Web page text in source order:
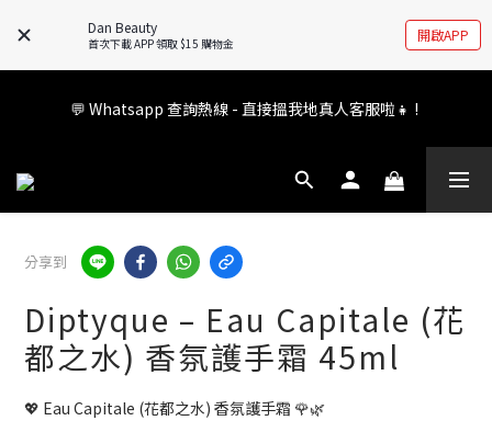
Dan Beauty
首次下載 APP 領取 $15 購物金 開啟APP
🚧全新 Dan Beauty 平台不停更新中，如有任何查詢歡迎前往
FB/IG 了解更多!
💬 Whatsapp 查詢熱線 - 直接搵我地真人客服啦👧 !
會員權益升級中✨ 新福利即將公布💝敬請期待2026!
分享到
Diptyque – Eau Capitale (花
都之水) 香氛護手霜 45ml
💖 Eau Capitale (花都之水) 香氛護手霜 🌹🌿